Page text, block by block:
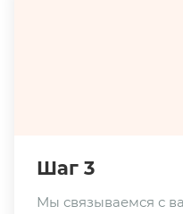
Шаг 3
Мы связываемся с